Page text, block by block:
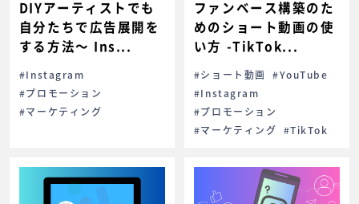
DIYアーティストでも
自分たちで広告展開を
する方法〜 Ins...
#Instagram
#プロモーション
#マーケティング
ファンベース構築のた
めのショート動画の使
い方 -TikTok...
#ショート動画 #YouTube
#Instagram
#プロモーション
#マーケティング #TikTok